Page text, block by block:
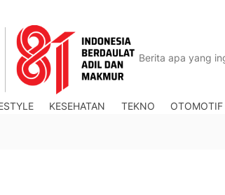
KESEHATAN TEKNO OTOMOTIF